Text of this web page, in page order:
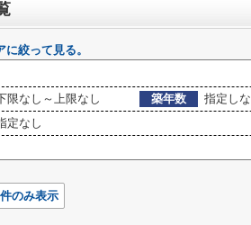
絞って見る。
限なし～上限なし 築年数
指定し
定なし
のみ表示